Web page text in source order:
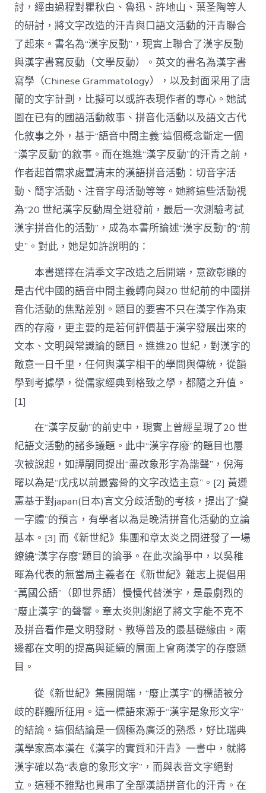
討，經由過程對瞿秋白、魯迅、許地山、葉圣陶等人
的研討，將文字改造的汗青與口語文活動的汗青聯合
了起來。書名為“漢字反動”，現實上聯合了漢字反動
與漢字書寫反動（文學反動）。英文的書名為漢字書
寫學（Chinese Grammatology），以及封面采用了唐
蘭的文字計劃，比擬可以或許表現作者的專心。她試
圖在已有的國語活動敘事、拼音化活動以及語文古代
化敘事之外，基于“語音中間主義”這個概念斷定一個
“漢字反動”的敘事。而在進進“漢字反動”的汗青之前，
作者起首需求處置清末的漢語拼音活動：切音字活
動、簡字活動、注音字母活動等等。她將這些活動視
為“20 世紀漢字反動周全迸發前，最后一次測驗考試
漢字拼音化的活動”，成為本書所論述“漢字反動”的“前
史”。對此，她是如許說明的：
本書選擇在清季文字改造之后開端，意欲彰顯的
是古代中國的語音中間主義轉向與20 世紀前的中國拼
音化活動的焦點差別。題目的要害不只在漢字作為東
西的存廢，更主要的是若何評價基于漢字發展出來的
文本、文明與常識論的題目。進進20 世紀，對漢字的
敵意一日千里，任何與漢字相干的學問與傳統，從韻
學到考據學，從儒家經典到格致之學，都隨之升值。
[1]
在“漢字反動”的前史中，現實上曾經呈現了20 世
紀語文活動的諸多議題。此中“漢字存廢”的題目也屢
次被說起，如譚嗣同提出“盡改象形字為諧聲”，倪海
曙以為是“戊戌以前最露骨的文字改造主意”。[2] 黃遵
憲基于對japan(日本)言文分歧活動的考核，提出了“變
一字體”的預言，有學者以為是晚清拼音化活動的立論
基本。[3] 而《新世紀》集團和章太炎之間迸發了一場
繚繞“漢字存廢”題目的論爭。在此次論爭中，以吳稚
暉為代表的無當局主義者在《新世紀》雜志上提倡用
“萬國公語”（即世界語）慢慢代替漢字，是最劇烈的
“廢止漢字”的聲響。章太炎則謝絕了將文字能不克不
及拼音看作是文明發財、教導普及的最基礎緣由。兩
邊都在文明的提高與延續的層面上會商漢字的存廢題
目。
從《新世紀》集團開端，“廢止漢字”的標語被分
歧的群體所征用。這一標語來源于“漢字是象形文字”
的結論。這個結論是一個極為廣泛的熟悉，好比瑞典
漢學家高本漢在《漢字的實質和汗青》一書中，就將
漢字確以為“表意的象形文字”，而與表音文字絕對
立。這種不雅點也貫串了全部漢語拼音化的汗青。在